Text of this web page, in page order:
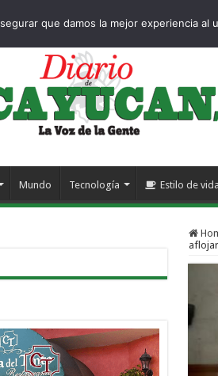
Mundo Tecnología Estilo de vida
que damos la mejor experiencia